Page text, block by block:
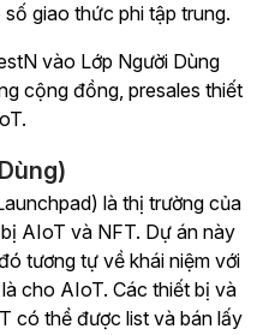
giao thức phi tập trung.
vào Lớp Người Dùng
cộng đồng, presales thiết
là thị trường của
AIoT và NFT. Dự án này
tương tự về khái niệm với
cho AIoT. Các thiết bị và
có thể được list và bán lấy